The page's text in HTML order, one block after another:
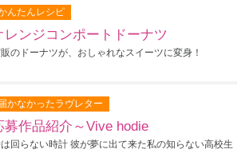
んたんレシピ
レンジコンポートドーナツ
のドーナツが、おしゃれなスイーツに変身！
かなかったラヴレター
募作品紹介～Vive hodie
回らない時計 彼が夢に出て来た私の知らない高校生